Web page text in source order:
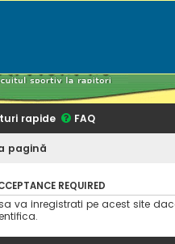
rapide FAQ
pagină
REQUIRED
va inregistrati pe acest site